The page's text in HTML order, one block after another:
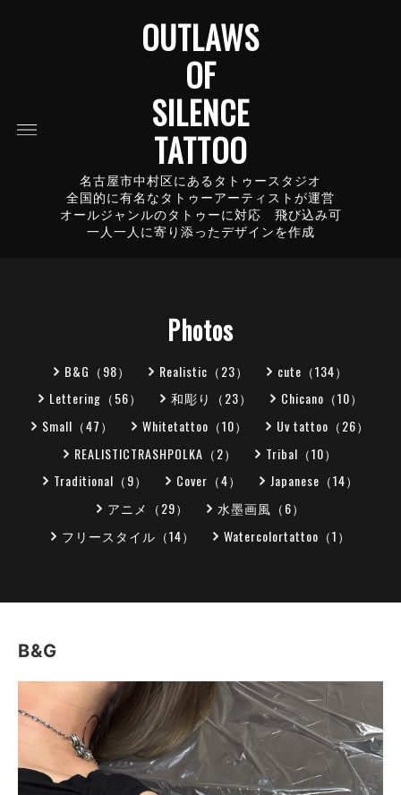
OUTLAWS
OF
SILENCE
TATTOO
名古屋市中村区にあるタトゥースタジオ
全国的に有名なタトゥーアーティストが運営
オールジャンルのタトゥーに対応 飛び込み可
一人一人に寄り添ったデザインを作成
Photos
B&G（98） Realistic（23）
cute（134）
Lettering（56）
和彫り（23）
Chicano（10）
Small（47）
Whitetattoo（10）
Uv tattoo（26）
REALISTICTRASHPOLKA（2）
Tribal（10）
Traditional（9）
Cover（4）
Japanese（14）
アニメ（29）
水墨画風（6）
フリースタイル（14）
Watercolortattoo（1）
B&G